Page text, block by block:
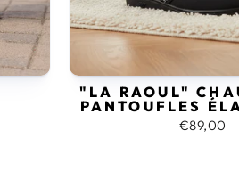
"LA RAOUL"
PANTOUFLES
€89,00